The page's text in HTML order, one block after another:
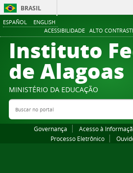
ESPAÑOL ENGLISH
ACESSIBILIDADE ALTO
BRASIL
Instituto
de Alagoas
MINISTÉRIO DA EDUCAÇÃO
Buscar no portal
Governança Acesso à
Processo Eletrônico